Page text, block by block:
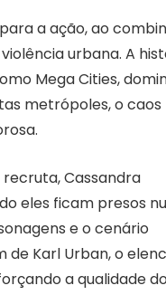
a ação, ao
urbana. A
Mega Cities,
metrópoles, o caos
Cassandra
eles ficam presos
e o cenário
de Karl Urban, o
a qualidade do